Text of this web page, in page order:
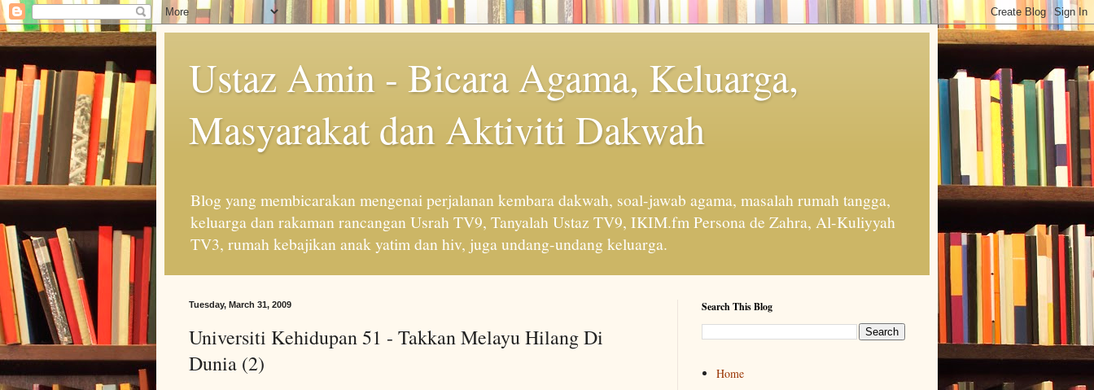
Ustaz Amin - Bicara Agama, Keluarga,
Masyarakat dan Aktiviti Dakwah
Blog yang membicarakan mengenai perjalanan kembara dakwah, soal-jawab agama, masalah rumah tangga,
keluarga dan rakaman rancangan Usrah TV9, Tanyalah Ustaz TV9, IKIM.fm Persona de Zahra, Al-Kuliyyah
TV3, rumah kebajikan anak yatim dan hiv, juga undang-undang keluarga.
Tuesday, March 31, 2009
Universiti Kehidupan 51 - Takkan Melayu Hilang Di
Dunia (2)
Search This Blog
Home